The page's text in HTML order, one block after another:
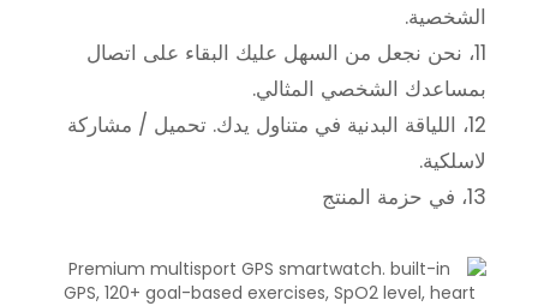
الشخصية.
11، نحن نجعل من السهل عليك البقاء على اتصال
بمساعدك الشخصي المثالي.
12، اللياقة البدنية في متناول يدك. تحميل / مشاركة
لاسلكية.
13، في حزمة المنتج